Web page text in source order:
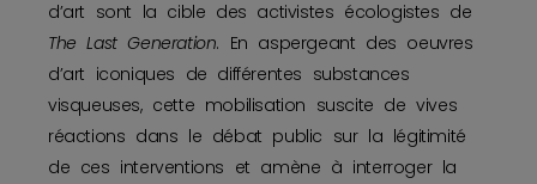
d’art sont la cible des activistes écologistes de
The Last Generation. En aspergeant des oeuvres
d’art iconiques de différentes substances
visqueuses, cette mobilisation suscite de vives
réactions dans le débat public sur la légitimité
de ces interventions et amène à interroger la